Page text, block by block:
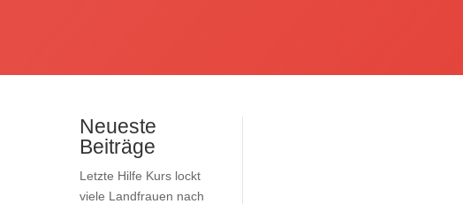
Neueste
Beiträge
Letzte Hilfe Kurs lockt
viele Landfrauen nach